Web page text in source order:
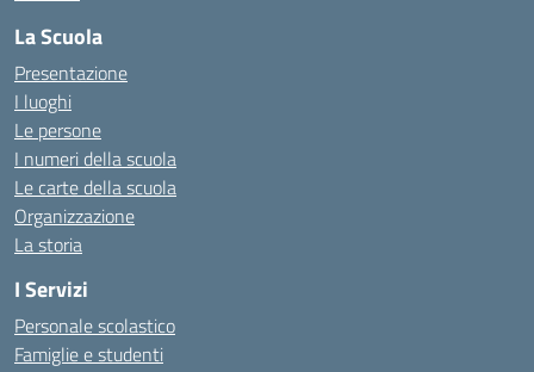
La Scuola
Presentazione
I luoghi
Le persone
I numeri della scuola
Le carte della scuola
Organizzazione
La storia
I Servizi
Personale scolastico
Famiglie e studenti